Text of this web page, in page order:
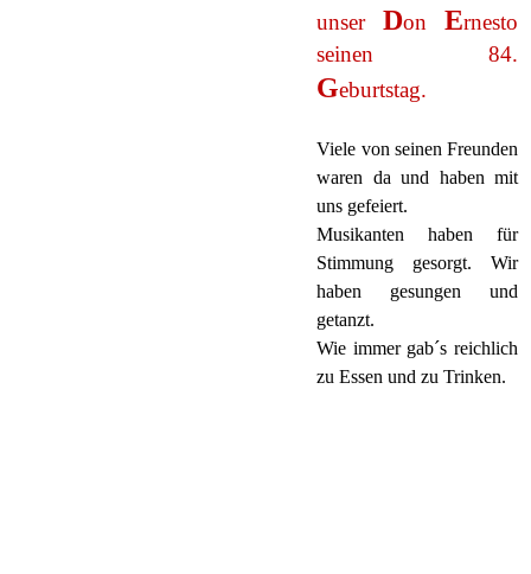
unserDonErnesto
seinen 84.
Geburtstag.
Viele von seinen Freunden
waren da und haben mit
uns gefeiert.
Musikanten haben für
Stimmung gesorgt. Wir
haben gesungen und
getanzt.
Wie immer gab´s reichlich
zu Essen und zu Trinken.